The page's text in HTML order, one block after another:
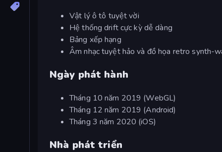
Vật lý ô tô tuyệt vời
Hệ thống drift cực kỳ dễ dàng
Bảng xếp hạng
Âm nhạc tuyệt hảo và đồ họa retro synth-
Ngày phát hành
Tháng 10 năm 2019 (WebGL)
Tháng 12 năm 2019 (Android)
Tháng 3 năm 2020 (iOS)
Nhà phát triển